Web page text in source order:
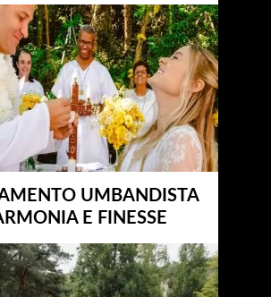
UMBANDISTA
E FINESSE